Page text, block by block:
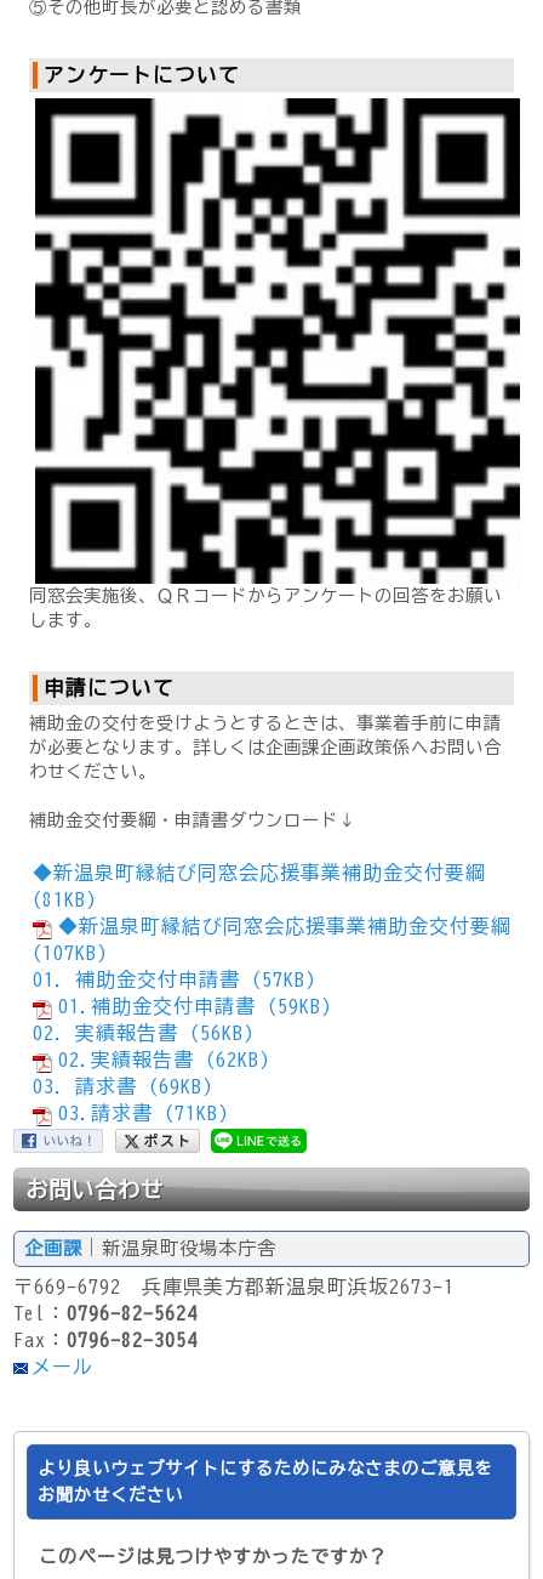
⑤その他町長が必要と認める書類
アンケートについて
同窓会実施後、ＱＲコードからアンケートの回答をお願い
します。
申請について
補助金の交付を受けようとするときは、事業着手前に申請
が必要となります。詳しくは企画課企画政策係へお問い合
わせください。
補助金交付要綱・申請書ダウンロード↓
◆新温泉町縁結び同窓会応援事業補助金交付要綱
(81KB)
◆新温泉町縁結び同窓会応援事業補助金交付要綱
(107KB)
01．補助金交付申請書 (57KB)
01.補助金交付申請書 (59KB)
02．実績報告書 (56KB)
02.実績報告書 (62KB)
03．請求書 (69KB)
03.請求書 (71KB)
お問い合わせ
企画課 ｜新温泉町役場本庁舎
〒669-6792 兵庫県美方郡新温泉町浜坂2673-1
Tel：0796-82-5624
Fax：0796-82-3054
メール
より良いウェブサイトにするためにみなさまのご意見を
お聞かせください
このページは見つけやすかったですか？